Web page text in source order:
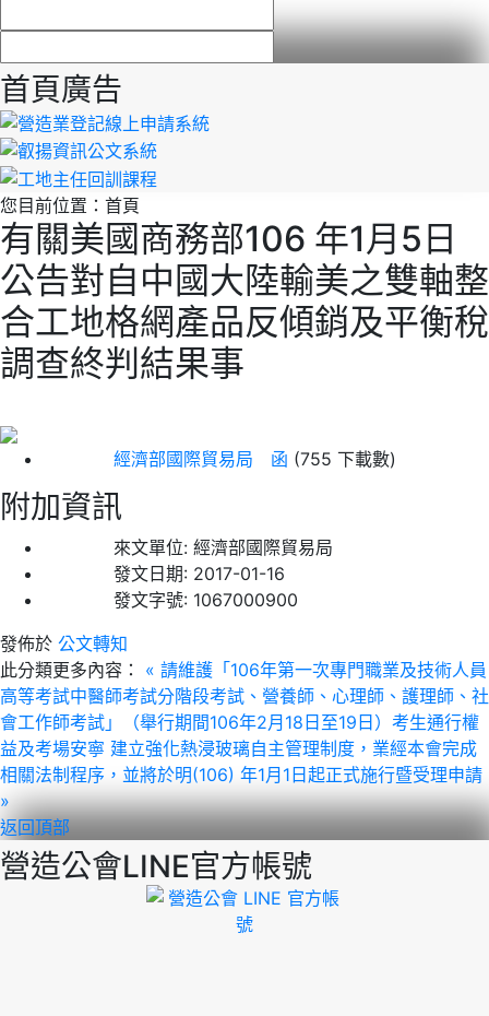
首頁廣告
您目前位置： 首頁
有關美國商務部106 年1月5日
公告對自中國大陸輸美之雙軸整
合工地格網產品反傾銷及平衡稅
調查終判結果事
經濟部國際貿易局 函 (755 下載數)
附加資訊
來文單位: 經濟部國際貿易局
發文日期: 2017-01-16
發文字號: 1067000900
發佈於 公文轉知
此分類更多內容：
« 請維護「106年第一次專門職業及技術人員
高等考試中醫師考試分階段考試、營養師、心理師、護理師、社
會工作師考試」（舉行期間106年2月18日至19日）考生通行權
益及考場安寧 建立強化熱浸玻璃自主管理制度，業經本會完成
相關法制程序，並將於明(106) 年1月1日起正式施行暨受理申請
»
返回頂部
營造公會LINE官方帳號